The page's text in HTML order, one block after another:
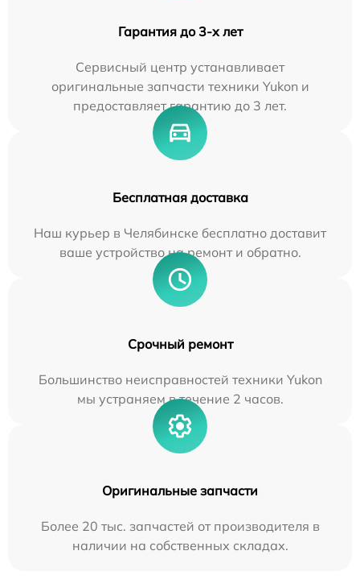
Гарантия до 3-х лет
Сервисный центр устанавливает
оригинальные запчасти техники Yukon и
предоставляет гарантию до 3 лет.
Бесплатная доставка
Наш курьер в Челябинске бесплатно доставит
ваше устройство на ремонт и обратно.
Срочный ремонт
Большинство неисправностей техники Yukon
мы устраняем в течение 2 часов.
Оригинальные запчасти
Более 20 тыс. запчастей от производителя в
наличии на собственных складах.